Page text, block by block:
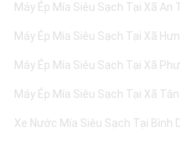
Máy Ép Mía Siêu Sạch Tại Xã An
Máy Ép Mía Siêu Sạch Tại Xã
Máy Ép Mía Siêu Sạch Tại Xã
Máy Ép Mía Siêu Sạch Tại Xã
Xe Nước Mía Siêu Sạch Tại Bình